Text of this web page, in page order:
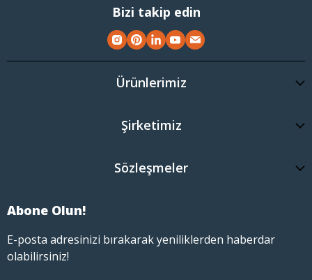
Bizi takip edin
Ürünlerimiz
Şirketimiz
Sözleşmeler
Abone Olun!
E-posta adresinizi bırakarak yeniliklerden haberdar
olabilirsiniz!